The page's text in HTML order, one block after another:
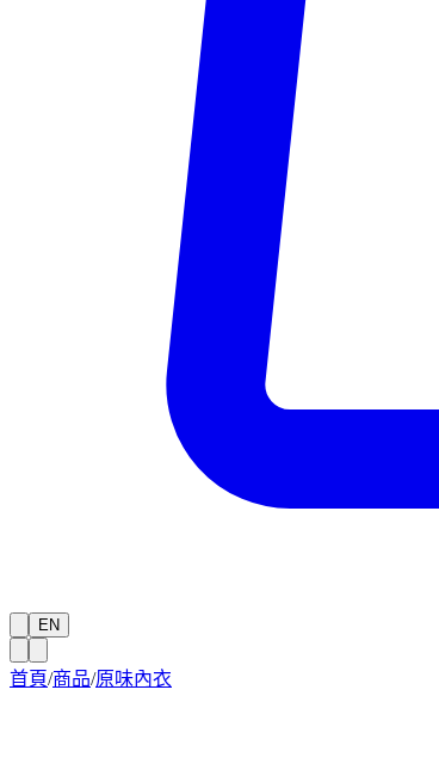
EN
首頁/商品/原味內衣